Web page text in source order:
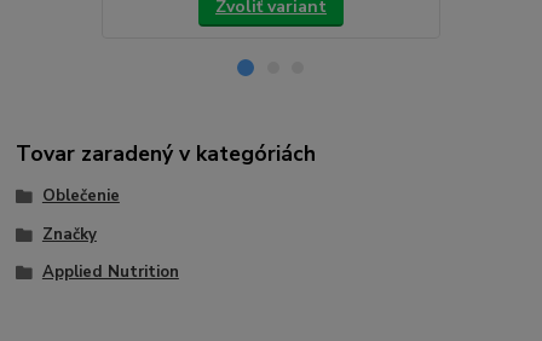
Zvoliť variant
Tovar zaradený v kategóriách
Oblečenie
Značky
Applied Nutrition